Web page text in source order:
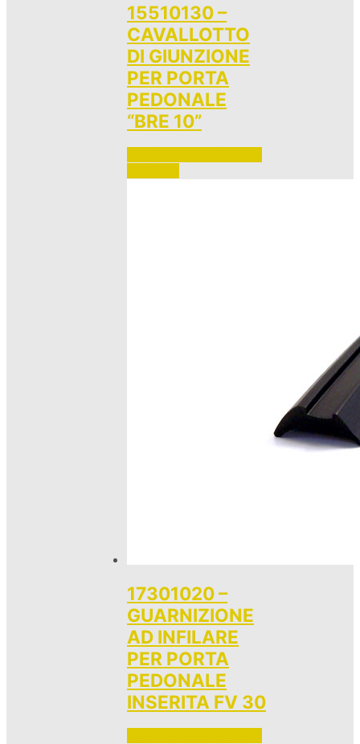
15510130 –
CAVALLOTTO
DI GIUNZIONE
PER PORTA
PEDONALE
“BRE 10”
17301020 –
GUARNIZIONE
AD INFILARE
PER PORTA
PEDONALE
INSERITA FV 30